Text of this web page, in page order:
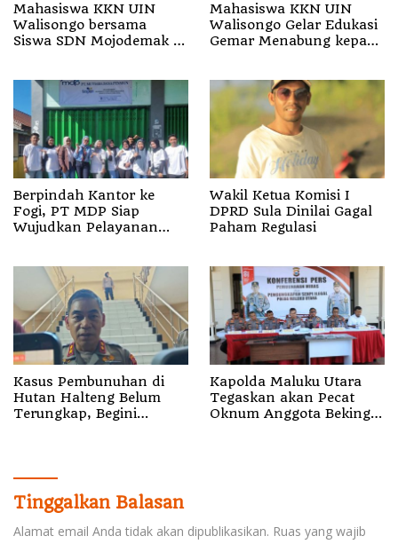
Mahasiswa KKN UIN
Walisongo bersama
Siswa SDN Mojodemak 3
Mahasiswa KKN UIN
Walisongo Gelar Edukasi
Gemar Menabung kepada
Berpindah Kantor ke
Fogi, PT MDP Siap
Wujudkan Pelayanan
Wakil Ketua Komisi I
DPRD Sula Dinilai Gagal
Paham Regulasi
Kasus Pembunuhan di
Hutan Halteng Belum
Terungkap, Begini
Kapolda Maluku Utara
Tegaskan akan Pecat
Oknum Anggota Bekingi
Tinggalkan Balasan
Alamat email Anda tidak akan dipublikasikan. Ruas yang wajib